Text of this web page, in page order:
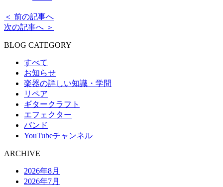
＜ 前の記事へ
次の記事へ ＞
BLOG CATEGORY
すべて
お知らせ
楽器の詳しい知識・学問
リペア
ギタークラフト
エフェクター
バンド
YouTubeチャンネル
ARCHIVE
2026年8月
2026年7月